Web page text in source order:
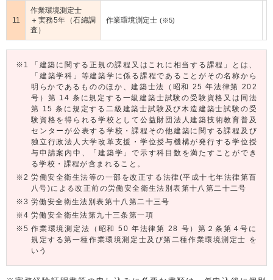
11
作業環境測定士
＋実務5年（石綿調
査）
作業環境測定士 (※5)
「建築に関する正規の課程又はこれに相当する課程」とは、
「建築学科」等建築学に係る課程であることがその名称から
明らかであるもののほか、建築士法（昭和 25 年法律第 202
号）第 14 条に規定する一級建築士試験の受験資格又は同法
第 15 条に規定する二級建築士試験及び木造建築士試験の受
験資格を得られる学校として公益財団法人建築技術教育普及
センターが公表する学校・課程その他建築に関する課程及び
独立行政法人大学改革支援・学位授与機構が発行する学位授
与申請案内中、「建築学」で示す科目数を満たすことができ
る学校・課程が含まれること。
労働安全衛生法等の一部を改正する法律(平成十七年法律第百
八号)による改正前の労働安全衛生法別表第十八第二十二号
労働安全衛生法別表第十八第二十三号
労働安全衛生法第九十三条第一項
作業環境測定法（昭和 50 年法律第 28 号）第２条第４号に
規定する第一種作業環境測定士及び第二種作業環境測定士 を
いう